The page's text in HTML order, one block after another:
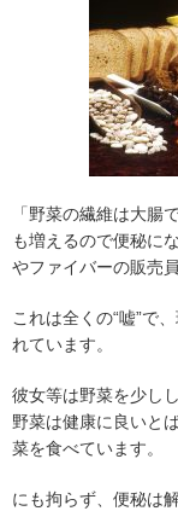
「野菜の繊維は大腸
も増えるので便秘に
やファイバーの販売
これは全くの“嘘”で
れています。
彼女等は野菜を少し
野菜は健康に良いと
菜を食べています。
にも拘らず、便秘は